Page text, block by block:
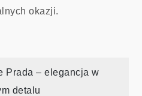
okazji.
Prada – elegancja w
detalu